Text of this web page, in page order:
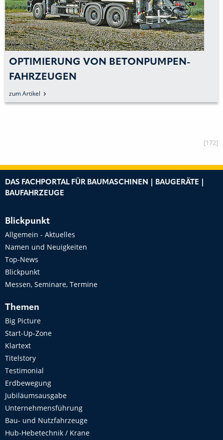
OPTIMIERUNG VON BETONPUMPEN-
FAHRZEUGEN
zum Artikel
[172]
DAS FACHPORTAL FÜR BAUMASCHINEN | BAUGERÄTE |
BAUFAHRZEUGE
Blickpunkt
Allgemein - Aktuelles
Namen und Neuigkeiten
Top-News
Blickpunkt
Messen, Seminare, Termine
Themen
Big Picture
Start-Up-Zone
Klartext
Titelstory
Testimonial
Erdbewegung
Jubiläumsausgabe
Unternehmensführung
Bau- und Nutzfahrzeuge
Hub-Hebetechnik / Krane